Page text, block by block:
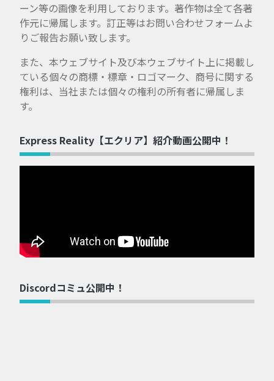
ーン等の画像を利用しております。著作物は全て各著
作元に帰属します。訂正等はお問い合わせフォームよ
りご報告お願い致します。
また、本ウェブサイト及び本ウェブサイト上に掲載し
ている個々の商標・標章・ロゴマーク、商号に関する
権利は、当社または個々の権利の所有者に帰属しま
す。
Express Reality【エクリア】紹介動画公開中！
Discordコミュ公開中！